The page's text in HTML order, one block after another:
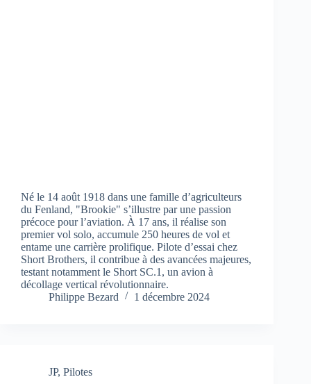
Né le 14 août 1918 dans une famille d’agriculteurs
du Fenland, "Brookie" s’illustre par une passion
précoce pour l’aviation. À 17 ans, il réalise son
premier vol solo, accumule 250 heures de vol et
entame une carrière prolifique. Pilote d’essai chez
Short Brothers, il contribue à des avancées majeures,
testant notamment le Short SC.1, un avion à
décollage vertical révolutionnaire.
Philippe Bezard
1 décembre 2024
JP, Pilotes